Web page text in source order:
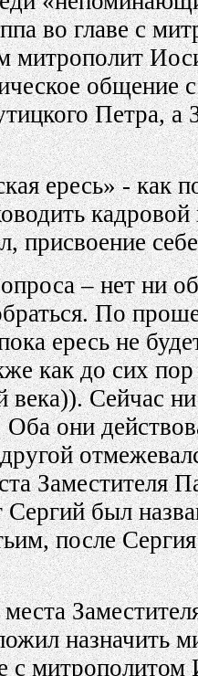
во главе с
митрополит
Петра, а
ересь» - как
присвоение
– нет ни
По
ересь не
как до сих
Сейчас
они
Заместителя
был
после
назначить
с